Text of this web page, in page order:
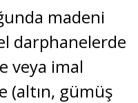
madeni
darphanelerde
veya imal
(altın, gümüş